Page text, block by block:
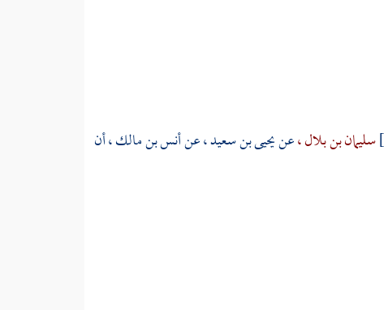
سليمان بن بلال ،عنيحيى بن سعيد ،عنأنس بن مالك ،أن